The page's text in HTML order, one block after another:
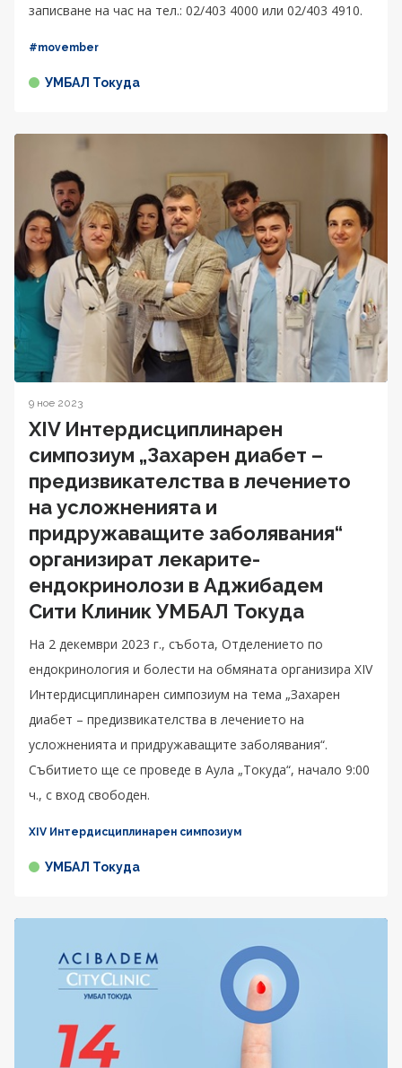
записване на час на тел.: 02/403 4000 или 02/403 4910.
#movember
УМБАЛ Токуда
9 ное 2023
XIV Интердисциплинарен
симпозиум „Захарен диабет –
предизвикателства в лечението
на усложненията и
придружаващите заболявания“
организират лекарите-
ендокринолози в Аджибадем
Сити Клиник УМБАЛ Токуда
На 2 декември 2023 г., събота, Отделението по
ендокринология и болести на обмяната организира XIV
Интердисциплинарен симпозиум на тема „Захарен
диабет – предизвикателства в лечението на
усложненията и придружаващите заболявания“.
Събитието ще се проведе в Аула „Токуда“, начало 9:00
ч., с вход свободен.
XIV Интердисциплинарен симпозиум
УМБАЛ Токуда